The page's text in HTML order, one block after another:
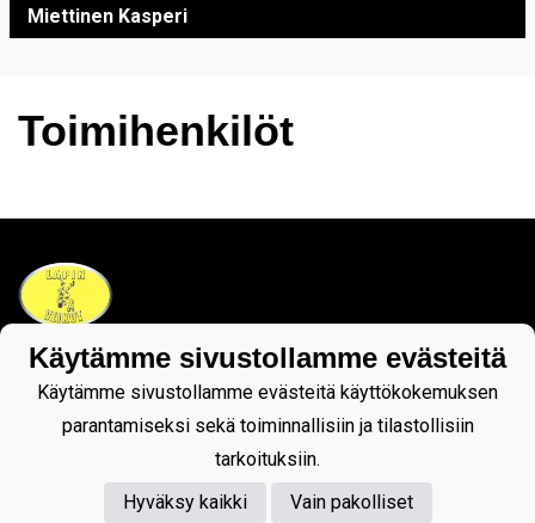
Miettinen Kasperi
Toimihenkilöt
Tietosuojaseloste
Käytämme sivustollamme evästeitä
Käytämme sivustollamme evästeitä käyttökokemuksen
parantamiseksi sekä toiminnallisiin ja tilastollisiin
tarkoituksiin.
Hyväksy kaikki
Vain pakolliset